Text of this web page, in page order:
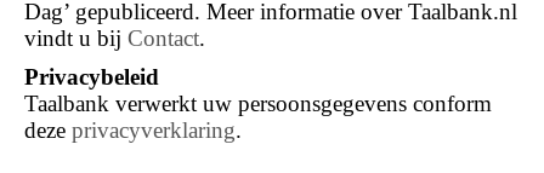
Dag’ gepubliceerd. Meer informatie over Taalbank.nl
vindt u bij Contact.
Privacybeleid
Taalbank verwerkt uw persoonsgegevens conform
deze privacyverklaring.